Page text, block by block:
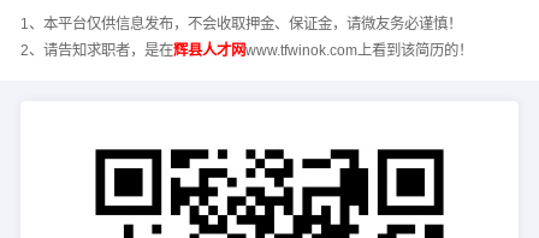
1、本平台仅供信息发布，不会收取押金、保证金，请微友务必谨慎！
2、请告知求职者，是在辉县人才网www.tfwinok.com上看到该简历的！